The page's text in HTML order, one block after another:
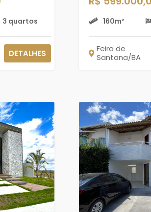
3 quartos
DETALHES
160m²
Feira de
Santana/BA